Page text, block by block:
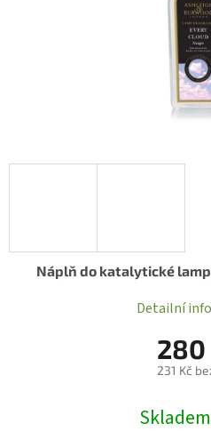
280
231 Kč
Skladem
Náplň do katalytické
Detailní